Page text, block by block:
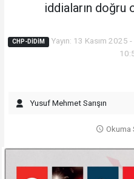
iddiaların doğru
CHP-DİDİM
Yayın: 13 Kasım 2025
Yusuf Mehmet Sarışın
Okuma